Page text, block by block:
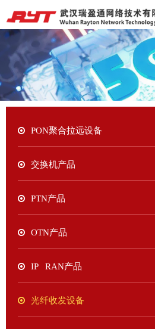
PON聚合拉远设备
交换机产品
PTN产品
OTN产品
IP RAN产品
光纤收发设备